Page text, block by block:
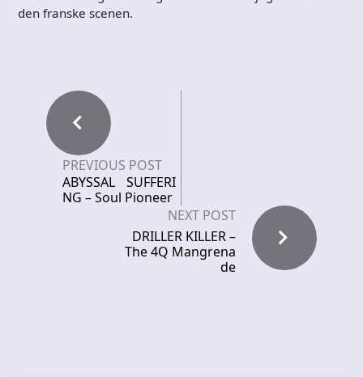
den franske scenen.
PREVIOUS POST
ABYSSAL SUFFERI
NG – Soul Pioneer
NEXT POST
DRILLER KILLER –
The 4Q Mangrena
de